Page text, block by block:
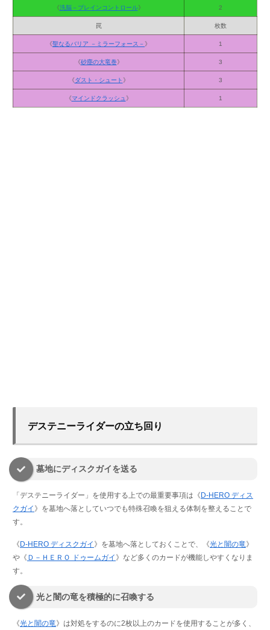
《洗脳－ブレインコントロール》 2
罠 枚数
《聖なるバリア －ミラーフォース－ 》 1
《砂塵の大竜巻》 3
《ダスト・シュート》 3
《マインドクラッシュ》 1
デステニーライダーの立ち回り
墓地にディスクガイを送る
「デステニーライダー」を使用する上での最重要事項は《 D-HERO ディス
クガイ 》を墓地へ落としていつでも特殊召喚を狙える体制を整えることで
す。
《D-HERO ディスクガイ 》を墓地へ落としておくことで、《光と闇の竜》
や《 Ｄ－ＨＥＲＯ ドゥームガイ 》など多くのカードが機能しやすくなりま
す。
光と闇の竜を積極的に召喚する
《光と闇の竜》は対処をするのに2枚以上のカードを使用することが多く、